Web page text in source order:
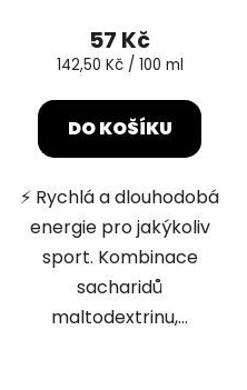
produktu
je
z
57 Kč
Měrná
142,50 Kč / 100 ml
DO KOŠÍKU
⚡ Rychlá a dlouhodobá
energie pro jakýkoliv
sport. Kombinace
sacharidů
maltodextrinu,...